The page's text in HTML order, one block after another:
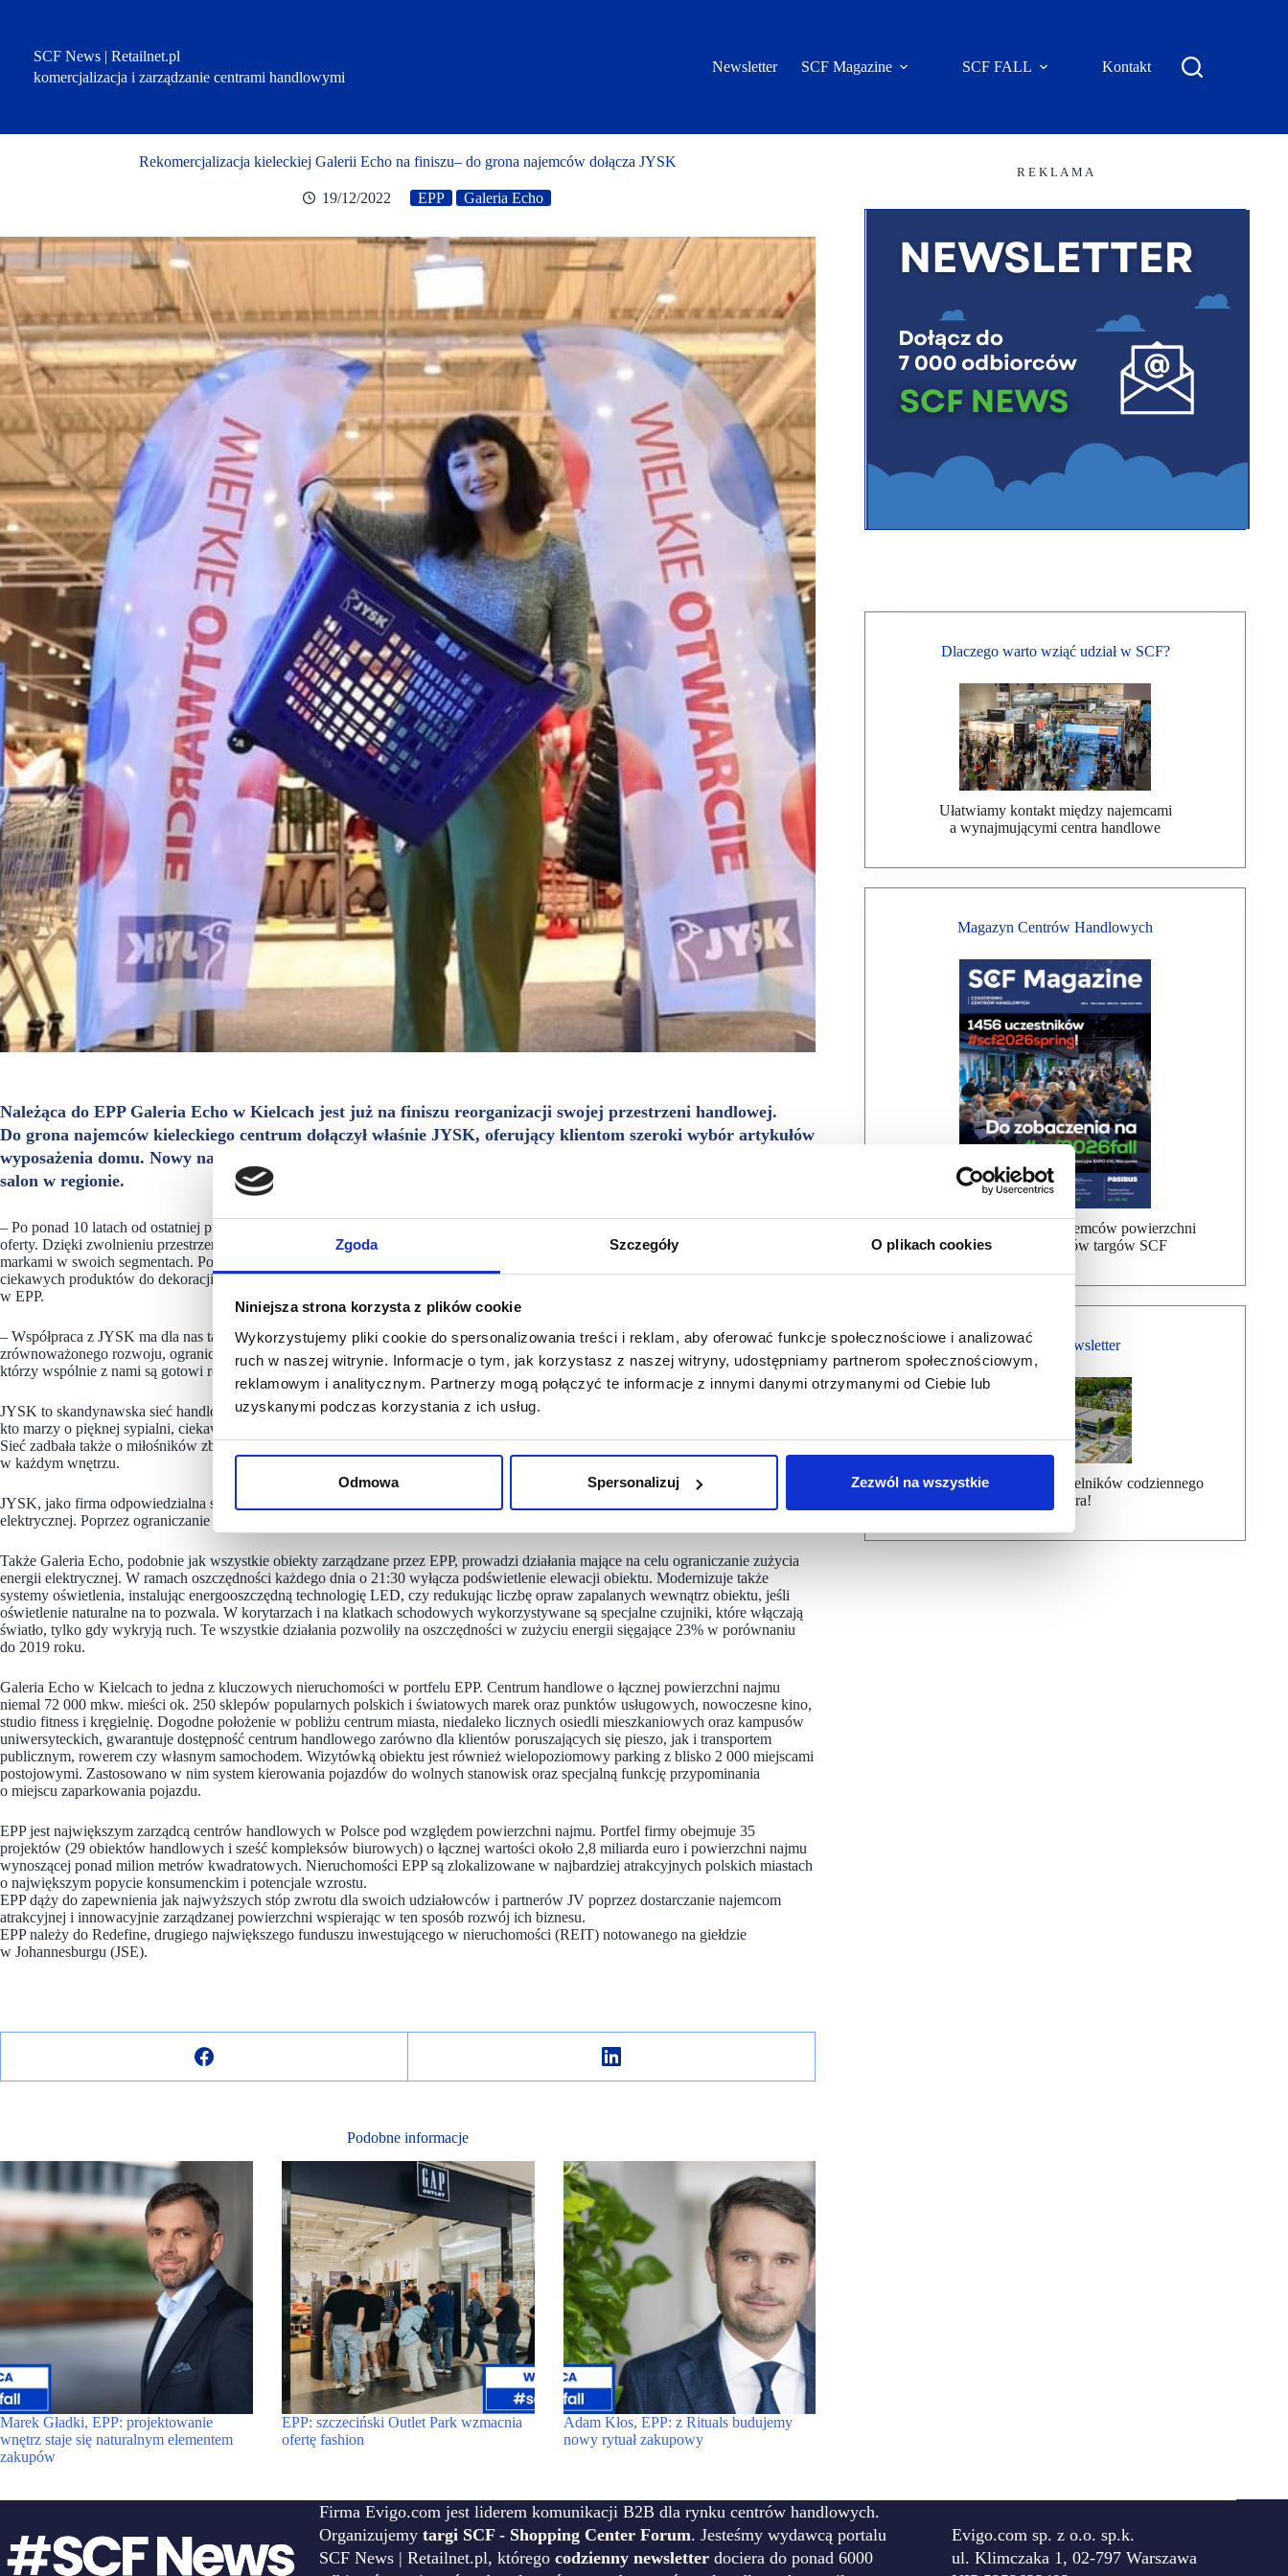
Zgoda Szczegóły O plikach cookies
Niniejsza strona korzysta z plików cookie
Wykorzystujemy pliki cookie do spersonalizowania treści i reklam, aby oferować funkcje społecznościowe i analizować
ruch w naszej witrynie. Informacje o tym, jak korzystasz z naszej witryny, udostępniamy partnerom społecznościowym,
reklamowym i analitycznym. Partnerzy mogą połączyć te informacje z innymi danymi otrzymanymi od Ciebie lub
uzyskanymi podczas korzystania z ich usług.
Odmowa Spersonalizuj Zezwól na wszystkie
SCF News | Retailnet.pl
komercjalizacja i zarządzanie centrami handlowymi
Newsletter SCF Magazine SCF FALL Kontakt
Rekomercjalizacja kieleckiej Galerii Echo na finiszu– do grona najemców dołącza JYSK
19/12/2022 EPP Galeria Echo
Należąca do EPP Galeria Echo w Kielcach jest już na finiszu reorganizacji swojej przestrzeni handlowej.
Do grona najemców kieleckiego centrum dołączył właśnie JYSK, oferujący klientom szeroki wybór artykułów
wyposażenia domu. Nowy najemca zajął powierzchnię 1700 mkw. na parterze galerii otwierając największy
salon w regionie.
– Po ponad 10 latach od ostatniej przebudowy Galeria Echo przechodzi kolejną, znaczącą modernizację – tym razem w zakresie
oferty. Dzięki zwolnieniu przestrzeni przez poprzedniego operatora spożywczego mogliśmy rozpocząć współpracę z wiodącymi
markami w swoich segmentach. Po Carrefour i Dealz dołączył do nas JYSK, sklep szczególnie ceniony przez klientów szukających
ciekawych produktów do dekoracji i wyposażenia domu w przystępnych cenach – komentuje zmiany Jakub Ociepka, Asset Manager
w EPP.
– Współpraca z JYSK ma dla nas także dodatkowy ważny wymiar. Firma wyznaje podobne do nas wartości w zakresie
zrównoważonego rozwoju, ograniczając chociażby zużycie energii elektrycznej. Chcemy rozwijać współpracę z najemcami,
którzy wspólnie z nami są gotowi redukować swój wpływ na środowisko i oszczędzać zasoby.
JYSK to skandynawska sieć handlowa, w której klienci znajdą bogaty wybór produktów do aranżacji przestrzeni domowej. Każdy,
kto marzy o pięknej sypialni, ciekawym urządzeniu salonu, czy bogatym wachlarzu tekstyliów, na pewno znajdzie tu coś dla siebie.
Sieć zadbała także o miłośników zbliżających się świąt, którzy znajdą tam wybrane artykuły do stworzenia świątecznego nastroju
w każdym wnętrzu.
JYSK, jako firma odpowiedzialna społecznie, wprowadziła niedawno szereg działań, mających na celu redukcję zużycia energii
elektrycznej. Poprzez ograniczanie oświetlenia firma spodziewa się zmniejszenia zużycia energii o 25%.
Także Galeria Echo, podobnie jak wszystkie obiekty zarządzane przez EPP, prowadzi działania mające na celu ograniczanie zużycia
energii elektrycznej. W ramach oszczędności każdego dnia o 21:30 wyłącza podświetlenie elewacji obiektu. Modernizuje także
systemy oświetlenia, instalując energooszczędną technologię LED, czy redukując liczbę opraw zapalanych wewnątrz obiektu, jeśli
oświetlenie naturalne na to pozwala. W korytarzach i na klatkach schodowych wykorzystywane są specjalne czujniki, które włączają
światło, tylko gdy wykryją ruch. Te wszystkie działania pozwoliły na oszczędności w zużyciu energii sięgające 23% w porównaniu
do 2019 roku.
Galeria Echo w Kielcach to jedna z kluczowych nieruchomości w portfelu EPP. Centrum handlowe o łącznej powierzchni najmu
niemal 72 000 mkw. mieści ok. 250 sklepów popularnych polskich i światowych marek oraz punktów usługowych, nowoczesne kino,
studio fitness i kręgielnię. Dogodne położenie w pobliżu centrum miasta, niedaleko licznych osiedli mieszkaniowych oraz kampusów
uniwersyteckich, gwarantuje dostępność centrum handlowego zarówno dla klientów poruszających się pieszo, jak i transportem
publicznym, rowerem czy własnym samochodem. Wizytówką obiektu jest również wielopoziomowy parking z blisko 2 000 miejscami
postojowymi. Zastosowano w nim system kierowania pojazdów do wolnych stanowisk oraz specjalną funkcję przypominania
o miejscu zaparkowania pojazdu.
EPP jest największym zarządcą centrów handlowych w Polsce pod względem powierzchni najmu. Portfel firmy obejmuje 35
projektów (29 obiektów handlowych i sześć kompleksów biurowych) o łącznej wartości około 2,8 miliarda euro i powierzchni najmu
wynoszącej ponad milion metrów kwadratowych. Nieruchomości EPP są zlokalizowane w najbardziej atrakcyjnych polskich miastach
o największym popycie konsumenckim i potencjale wzrostu.
EPP dąży do zapewnienia jak najwyższych stóp zwrotu dla swoich udziałowców i partnerów JV poprzez dostarczanie najemcom
atrakcyjnej i innowacyjnie zarządzanej powierzchni wspierając w ten sposób rozwój ich biznesu.
EPP należy do Redefine, drugiego największego funduszu inwestującego w nieruchomości (REIT) notowanego na giełdzie
w Johannesburgu (JSE).
Podobne informacje
Marek Gładki, EPP: projektowanie
wnętrz staje się naturalnym elementem
zakupów
EPP: szczeciński Outlet Park wzmacnia
ofertę fashion
Adam Kłos, EPP: z Rituals budujemy
nowy rytuał zakupowy
R E K L A M A
Dlaczego warto wziąć udział w SCF?
Ułatwiamy kontakt między najemcami
a wynajmującymi centra handlowe
Magazyn Centrów Handlowych
Bezpłatna wysyłka dla najemców powierzchni
handlowej, uczestników targów SCF
Bezpłatny Newsletter
Dołącz do ponad 7000 czytelników codziennego
newslettera!
Firma Evigo.com jest liderem komunikacji B2B dla rynku centrów handlowych.
Organizujemy targi SCF - Shopping Center Forum. Jesteśmy wydawcą portalu
SCF News | Retailnet.pl, którego codzienny newsletter dociera do ponad 6000
Evigo.com sp. z o.o. sp.k.
ul. Klimczaka 1, 02-797 Warszawa